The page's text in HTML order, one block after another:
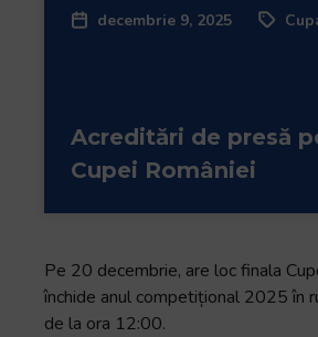
decembrie 9, 2025
Acreditări de presă
Cupei României
Pe 20 decembrie, are loc finala
închide anul competițional 2025 în
de la ora 12:00.